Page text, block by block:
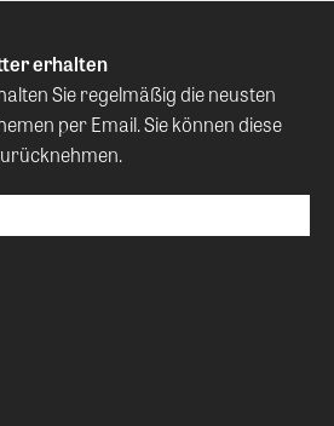
erhalten
Sie regelmäßig die neusten
per Email. Sie können diese